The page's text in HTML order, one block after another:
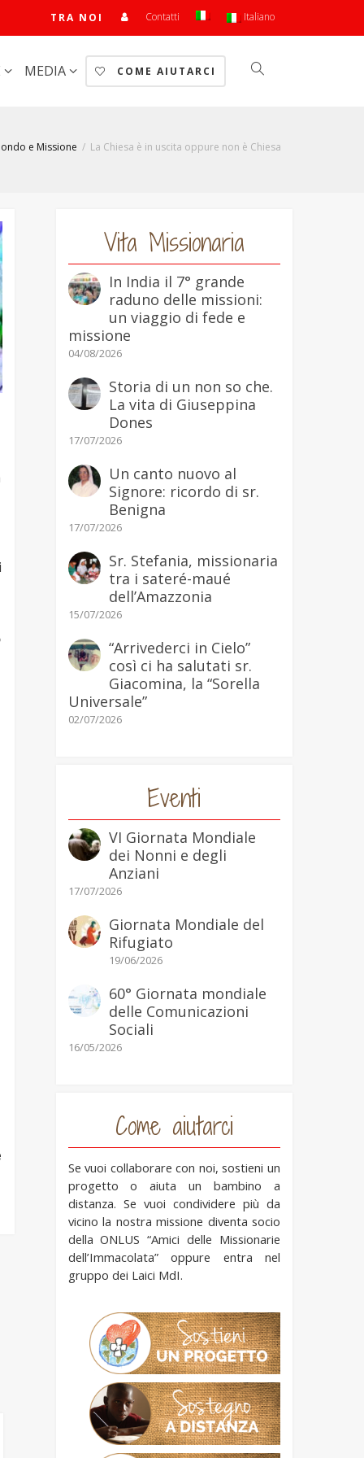
TRA NOI Contatti Italiano
MEDIA COME AIUTARCI
e Missione La Chiesa è in uscita oppure non è Chiesa
Vita Missionaria
In India il 7° grande
raduno delle missioni:
un viaggio di fede e
missione
04/08/2026
Storia di un non so che.
La vita di Giuseppina
Dones
17/07/2026
Un canto nuovo al
Signore: ricordo di sr.
Benigna
17/07/2026
Sr. Stefania, missionaria
tra i sateré-maué
dell’Amazzonia
15/07/2026
“Arrivederci in Cielo”
così ci ha salutati sr.
Giacomina, la “Sorella
Universale”
02/07/2026
Eventi
VI Giornata Mondiale
dei Nonni e degli
Anziani
17/07/2026
Giornata Mondiale del
Rifugiato
19/06/2026
60° Giornata mondiale
delle Comunicazioni
Sociali
16/05/2026
Come aiutarci
Se vuoi collaborare con noi, sostieni un
progetto o aiuta un bambino a
distanza. Se vuoi condividere più da
vicino la nostra missione diventa socio
della ONLUS “Amici delle Missionarie
dell’Immacolata” oppure entra nel
gruppo dei Laici MdI.